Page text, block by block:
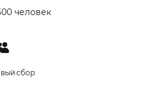
человек
сбор